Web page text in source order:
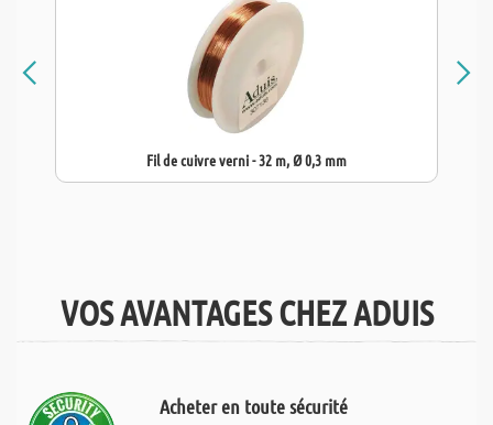
Fil de cuivre verni - 32 m, Ø 0,3 mm
VOS AVANTAGES CHEZ ADUIS
Acheter en toute sécurité